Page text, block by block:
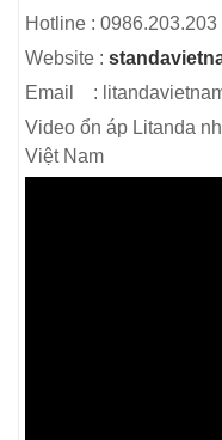
Hotline : 0986.203.203
Website :
Email :
Video ổn áp Litanda
Việt Nam